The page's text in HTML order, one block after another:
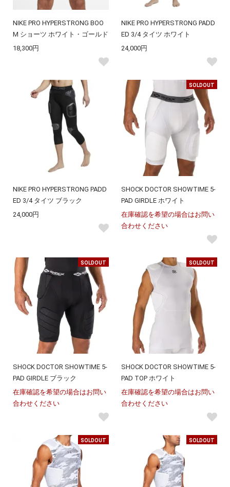
NIKE PRO HYPERSTRONG BOO
M ショーツ ホワイト・ゴールド
18,300円
NIKE PRO HYPERSTRONG PADD
ED 3/4 タイツ ホワイト
24,000円
NIKE PRO HYPERSTRONG PADD
ED 3/4 タイツ ブラック
24,000円
SOLDOUT
SHOCK DOCTOR SHOWTIME 5-
PAD GIRDLE ホワイト
在庫確認を希望の場合はお問い
合わせください
SOLDOUT
SHOCK DOCTOR SHOWTIME 5-
PAD GIRDLE ブラック
在庫確認を希望の場合はお問い
合わせください
SOLDOUT
SHOCK DOCTOR SHOWTIME 5-
PAD TOP ホワイト
在庫確認を希望の場合はお問い
合わせください
SOLDOUT SOLDOUT